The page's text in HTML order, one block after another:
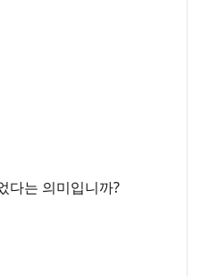
다는 의미입니까?